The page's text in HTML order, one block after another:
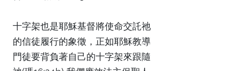
十字架也是耶穌基督將使命交託祂
的信徒履行的象徵，正如耶穌教導
門徒要背負著自己的十字架來跟隨